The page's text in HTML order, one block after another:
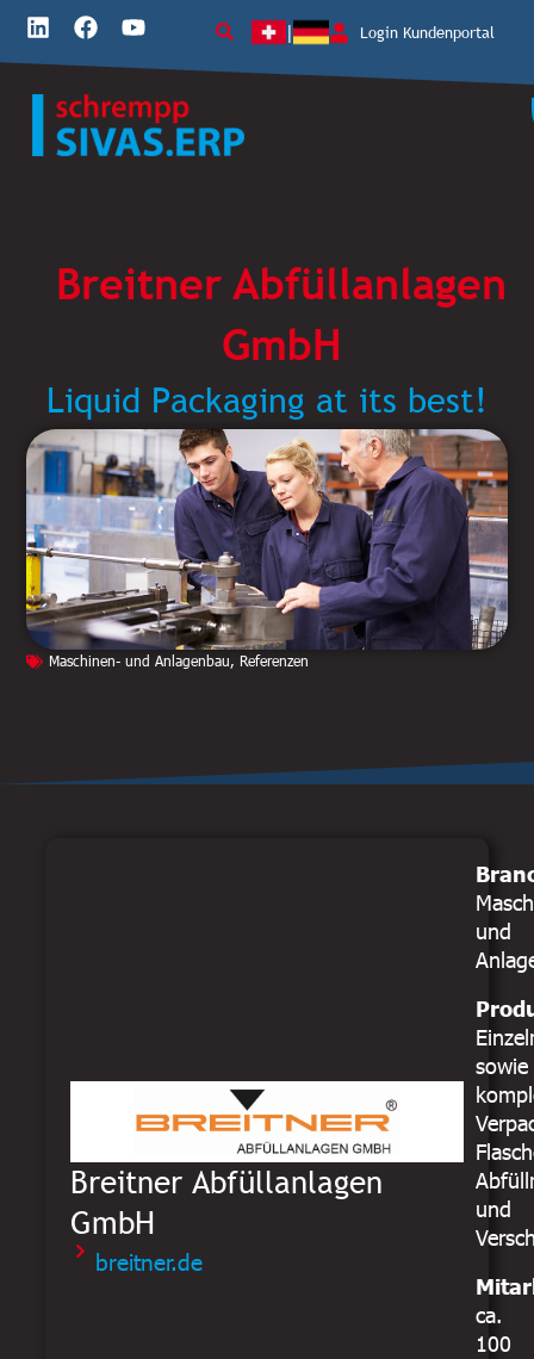
L
n
k
F
c
e
b
o
Y
u
t
u
b
| Login Kundenportal
Breitner Abfüllanlagen
GmbH
Liquid Packaging at its best!
Maschinen- und Anlagenbau,Referenzen
Breitner Abfüllanlagen
GmbH
breitner.de
und
sowie
und
ca.
100